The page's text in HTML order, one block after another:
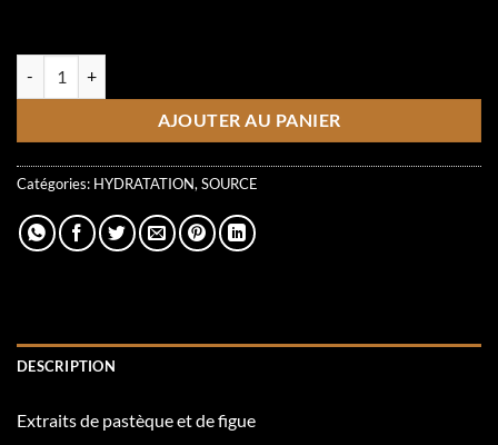
AJOUTER AU PANIER
Catégories: HYDRATATION, SOURCE
DESCRIPTION
Extraits de pastèque et de figue